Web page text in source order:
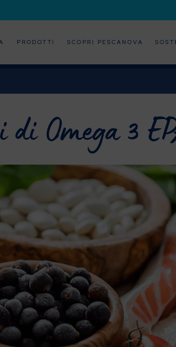
PRODOTTI SCOPRI PESCANOVA
Omega 3